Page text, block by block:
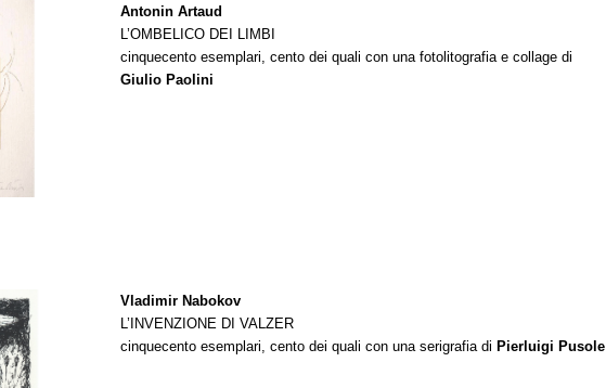
Antonin Artaud
L’OMBELICO DEI LIMBI
cinquecento esemplari, cento dei quali con una fotolitografia e collage di
Giulio Paolini
Vladimir Nabokov
L’INVENZIONE DI VALZER
cinquecento esemplari, cento dei quali con una serigrafia di Pierluigi Pusole